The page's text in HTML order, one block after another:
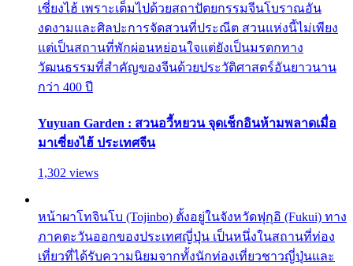
เซี่ยงไฮ้ เพราะเต็มไปด้วยสถาปัตยกรรมจีนโบราณอัน
งดงามและศิลปะการจัดสวนที่ประณีต สวนแห่งนี้ไม่เพียง
แต่เป็นสถานที่พักผ่อนหย่อนใจแต่ยังเป็นมรดกทาง
วัฒนธรรมที่สำคัญของจีนด้วยประวัติศาสตร์อันยาวนาน
กว่า 400 ปี
Yuyuan Garden : สวนอวี้หยวน จุดเช็กอินห้ามพลาดเมื่อ
มาเซี่ยงไฮ้ ประเทศจีน
1,302 views
หน้าผาโทจินโบ (Tojinbo) ตั้งอยู่ในจังหวัดฟุกุอิ (Fukui) ทาง
ภาคตะวันออกของประเทศญี่ปุ่น เป็นหนึ่งในสถานที่ท่อง
เที่ยวที่ได้รับความนิยมจากทั้งนักท่องเที่ยวชาวญี่ปุ่นและ